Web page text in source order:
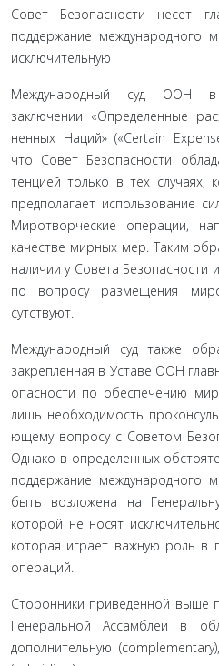
Совет Безопасности несет
поддержание международного
исключительную
Международный суд ООН в
заключении «Определенные
ненных Наций» («Certain
что Совет Безопасности
тенцией только в тех случаях,
предполагает использование
Миротворческие операции,
качестве мирных мер. Таким
наличии у Совета Безопасности
по вопросу размещения
сутствуют.
Международный суд также
закрепленная в Уставе ООН
опасности по обеспечению
лишь необходимость
ющему вопросу с Советом
Однако в определенных
поддержание международного
быть возложена на
которой не носят
которая играет важную роль в
операций.
Сторонники приведенной выше
Генеральной Ассамблеи в
дополнительную